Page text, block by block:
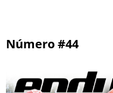
Número #44